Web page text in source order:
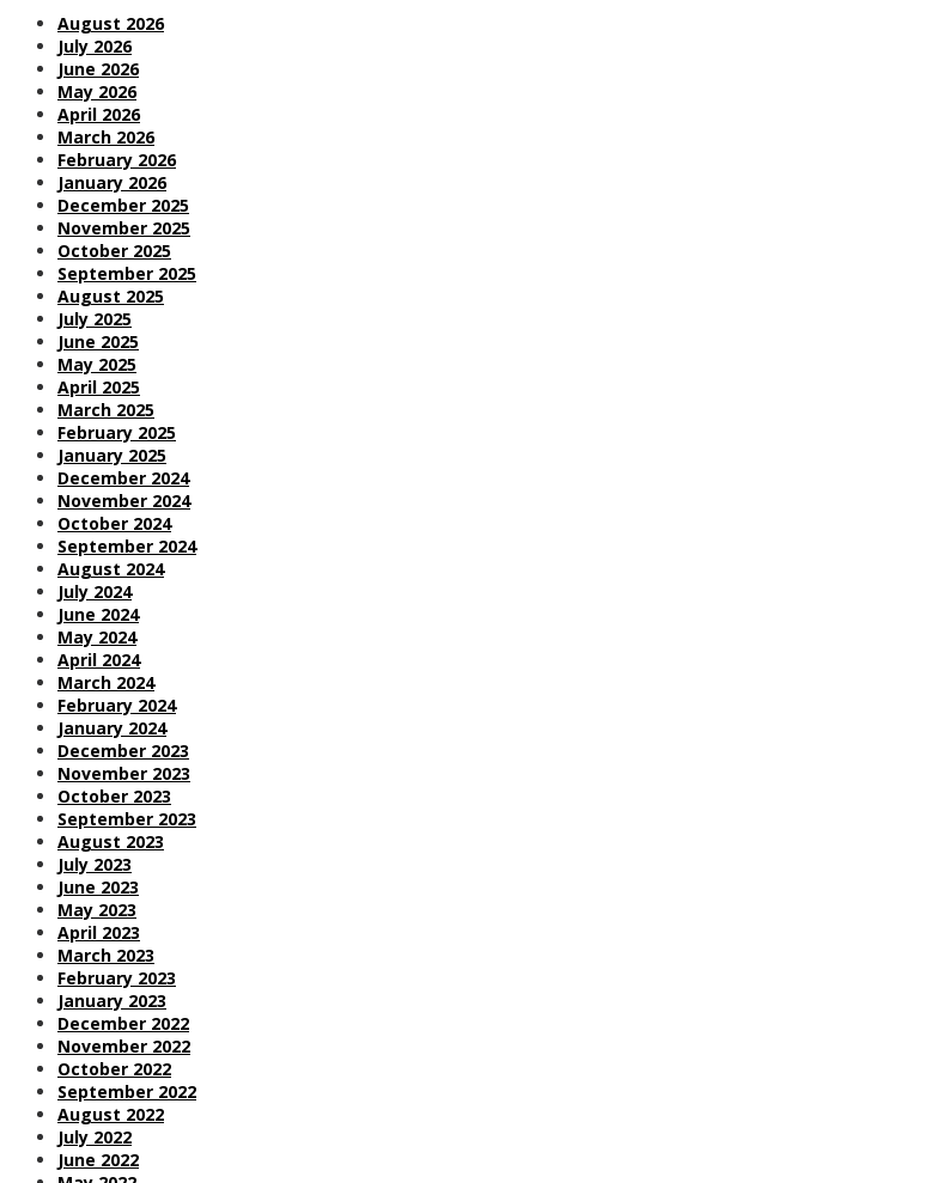
August 2026
July 2026
June 2026
May 2026
April 2026
March 2026
February 2026
January 2026
December 2025
November 2025
October 2025
September 2025
August 2025
July 2025
June 2025
May 2025
April 2025
March 2025
February 2025
January 2025
December 2024
November 2024
October 2024
September 2024
August 2024
July 2024
June 2024
May 2024
April 2024
March 2024
February 2024
January 2024
December 2023
November 2023
October 2023
September 2023
August 2023
July 2023
June 2023
May 2023
April 2023
March 2023
February 2023
January 2023
December 2022
November 2022
October 2022
September 2022
August 2022
July 2022
June 2022